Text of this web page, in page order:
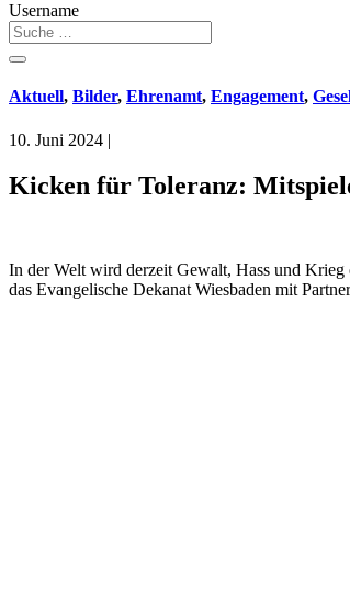
Username
Aktuell, Bilder, Ehrenamt, Engagement,
10. Juni 2024 |
Kicken für Toleranz:
In der Welt wird derzeit Gewalt, Hass und
das Evangelische Dekanat Wiesbaden mit